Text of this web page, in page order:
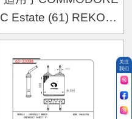
C Estate (61) REKORD
E Estate (61_66_67_)
(17_-19_11_14_16_)暖
风
关注
我们